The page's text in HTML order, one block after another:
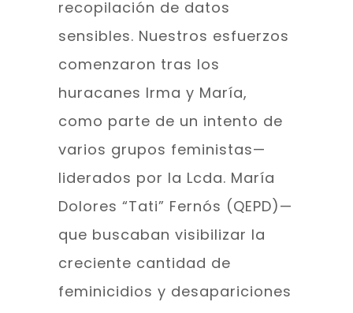
recopilación de datos
sensibles. Nuestros esfuerzos
comenzaron tras los
huracanes Irma y María,
como parte de un intento de
varios grupos feministas—
liderados por la Lcda. María
Dolores “Tati” Fernós (QEPD)—
que buscaban visibilizar la
creciente cantidad de
feminicidios y desapariciones